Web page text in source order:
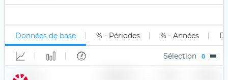
Moat
Multi-Actifs
Ordinateur quantique
YourIndex
Uniquement long (1x)
Long Levier
Short
Short Levier
Données de base % - Périodes % - Années
Sélection 0
Nom